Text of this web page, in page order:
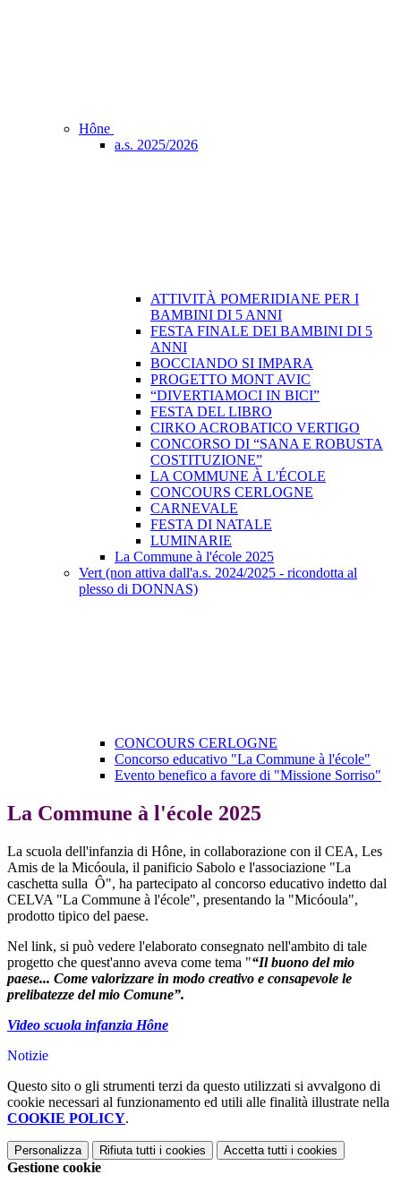
Hône
a.s. 2025/2026
ATTIVITÀ POMERIDIANE PER I
BAMBINI DI 5 ANNI
FESTA FINALE DEI BAMBINI DI 5
ANNI
BOCCIANDO SI IMPARA
PROGETTO MONT AVIC
“DIVERTIAMOCI IN BICI”
FESTA DEL LIBRO
CIRKO ACROBATICO VERTIGO
CONCORSO DI “SANA E ROBUSTA
COSTITUZIONE”
LA COMMUNE À L'ÉCOLE
CONCOURS CERLOGNE
CARNEVALE
FESTA DI NATALE
LUMINARIE
La Commune à l'école 2025
Vert (non attiva dall'a.s. 2024/2025 - ricondotta al
plesso di DONNAS)
CONCOURS CERLOGNE
Concorso educativo "La Commune à l'école"
Evento benefico a favore di "Missione Sorriso"
La Commune à l'école 2025
La scuola dell'infanzia di Hône, in collaborazione con il CEA, Les
Amis de la Micóoula, il panificio Sabolo e l'associazione "La
caschetta sulla Ô", ha partecipato al concorso educativo indetto dal
CELVA "La Commune à l'école", presentando la "Micóoula",
prodotto tipico del paese.
Nel link, si può vedere l'elaborato consegnato nell'ambito di tale
progetto che quest'anno aveva come tema "“Il buono del mio
paese... Come valorizzare in modo creativo e consapevole le
prelibatezze del mio Comune”.
Video scuola infanzia Hône
Notizie
Questo sito o gli strumenti terzi da questo utilizzati si avvalgono di
cookie necessari al funzionamento ed utili alle finalità illustrate nella
COOKIE POLICY.
Personalizza Rifiuta tutti i cookies Accetta tutti i cookies
Gestione cookie